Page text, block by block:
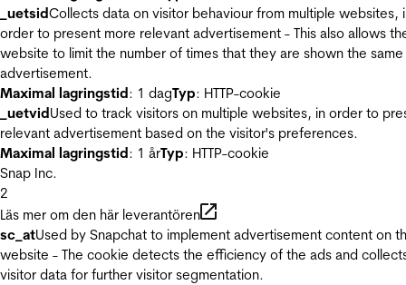
_uetsidCollects data on visitor behaviour from multiple websites,
order to present more relevant advertisement - This also allows
website to limit the number of times that they are shown the same
advertisement.
Maximal lagringstid: 1 dagTyp: HTTP-cookie
_uetvidUsed to track visitors on multiple websites, in order to
relevant advertisement based on the visitor's preferences.
Maximal lagringstid: 1 årTyp: HTTP-cookie
Snap Inc.
2
Läs mer om den här leverantören
sc_atUsed by Snapchat to implement advertisement content on
website - The cookie detects the efficiency of the ads and
visitor data for further visitor segmentation.